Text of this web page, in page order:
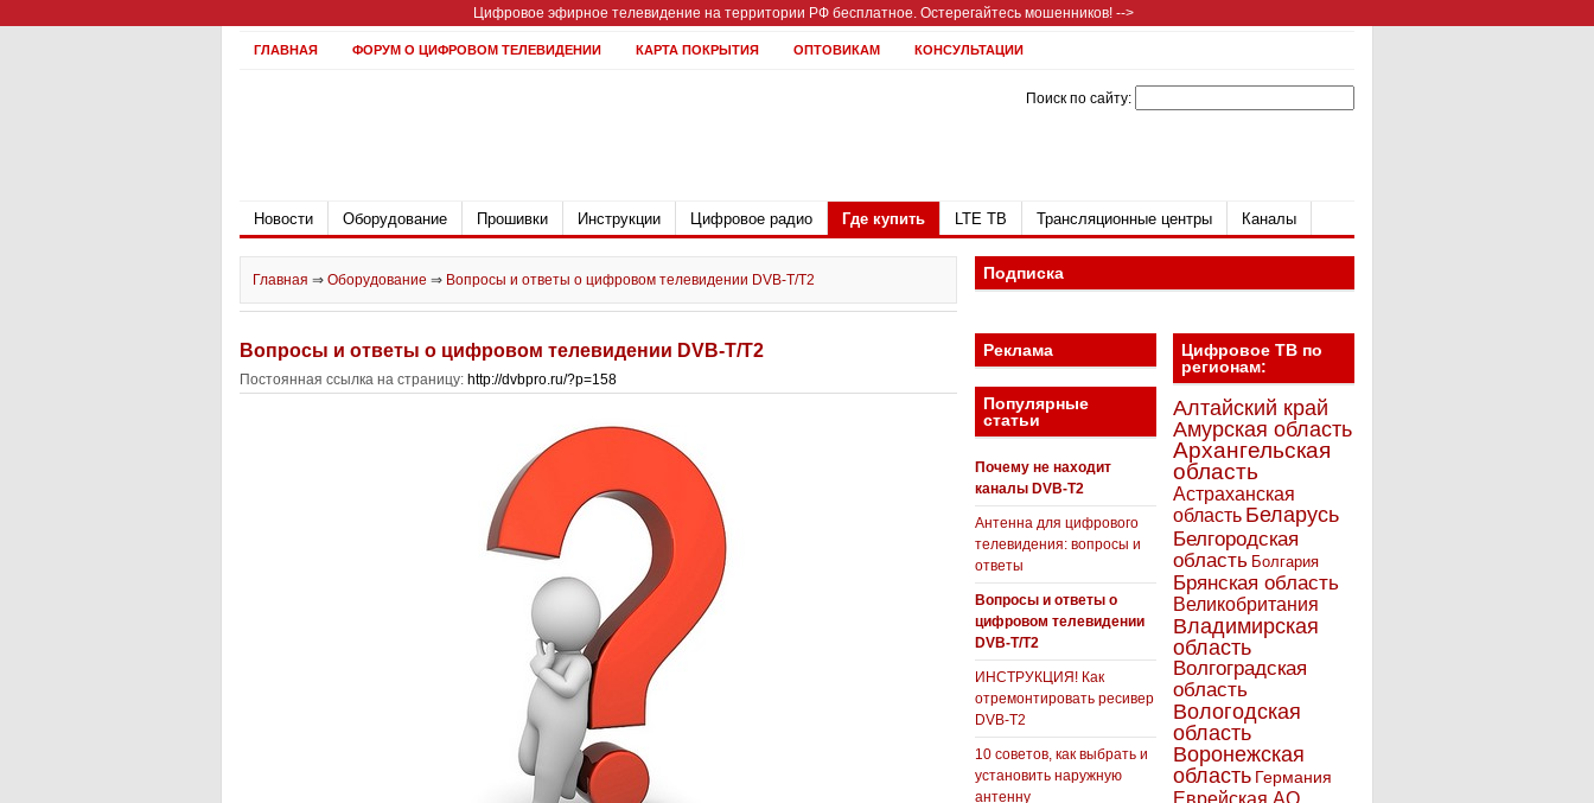
Цифровое эфирное телевидение на территории РФ бесплатное. Остерегайтесь мошенников! -->
ГЛАВНАЯ ФОРУМ О ЦИФРОВОМ ТЕЛЕВИДЕНИИ КАРТА ПОКРЫТИЯ ОПТОВИКАМ КОНСУЛЬТАЦИИ
Поиск по сайту:
Новости Оборудование Прошивки Инструкции Цифровое радио Где купить LTE ТВ Трансляционные центры Каналы
Главная ⇒ Оборудование ⇒ Вопросы и ответы о цифровом телевидении DVB-T/T2
Вопросы и ответы о цифровом телевидении DVB-T/T2
Постоянная ссылка на страницу: http://dvbpro.ru/?p=158
Подписка
Реклама
Популярные
статьи
Почему не находит
каналы DVB-T2
Антенна для цифрового
телевидения: вопросы и
ответы
Вопросы и ответы о
цифровом телевидении
DVB-T/T2
ИНСТРУКЦИЯ! Как
отремонтировать ресивер
DVB-T2
10 советов, как выбрать и
установить наружную
антенну
Цифровое ТВ по
регионам:
Алтайский край
Амурская область
Архангельская
область
Астраханская
область Беларусь
Белгородская
область Болгария
Брянская область
Великобритания
Владимирская
область
Волгоградская
область
Вологодская
область
Воронежская
область Германия
Еврейская АО